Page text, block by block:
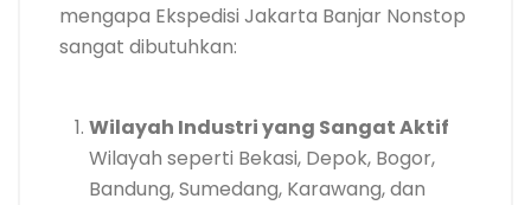
mengapa Ekspedisi Jakarta Banjar Nonstop
sangat dibutuhkan:
Wilayah Industri yang Sangat Aktif
Wilayah seperti Bekasi, Depok, Bogor,
Bandung, Sumedang, Karawang, dan